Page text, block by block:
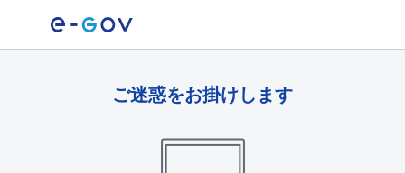
ご迷惑をお掛けします